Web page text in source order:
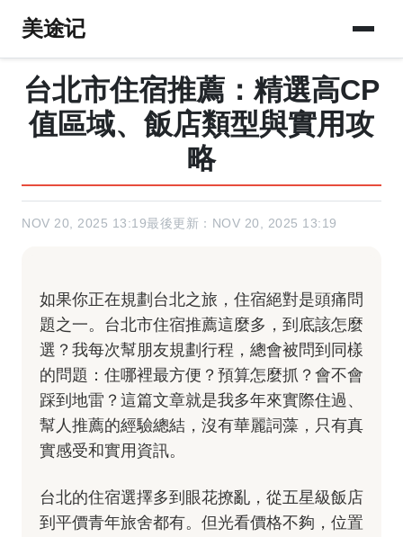
美途记
台北市住宿推薦：精選高CP
值區域、飯店類型與實用攻
略
NOV 20, 2025 13:19最後更新：NOV 20, 2025 13:19
如果你正在規劃台北之旅，住宿絕對是頭痛問
題之一。台北市住宿推薦這麼多，到底該怎麼
選？我每次幫朋友規劃行程，總會被問到同樣
的問題：住哪裡最方便？預算怎麼抓？會不會
踩到地雷？這篇文章就是我多年來實際住過、
幫人推薦的經驗總結，沒有華麗詞藻，只有真
實感受和實用資訊。
台北的住宿選擇多到眼花撩亂，從五星級飯店
到平價青年旅舍都有。但光看價格不夠，位置